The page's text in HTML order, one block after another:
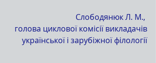
Слободянюк Л. М.,
голова циклової комісії викладачів
української і зарубіжної філології